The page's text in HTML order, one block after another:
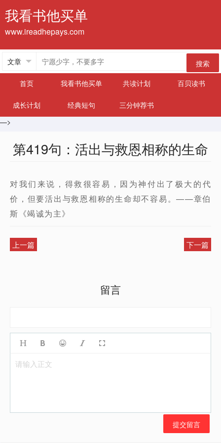
我看书他买单
www.ireadhepays.com
搜索
首页
我看书他买单 共读计划 百贝读书
成长计划 经典短句
三分钟荐书
—>
第419句：活出与救恩相称的生命
对我们来说，得救很容易，因为神付出了极大的代
价，但要活出与救恩相称的生命却不容易。——章伯
斯《竭诚为主》
上一篇 下一篇
留言
请输入正文
提交留言